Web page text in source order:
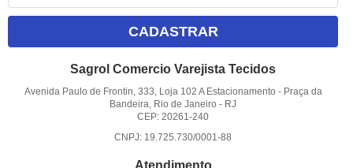
CADASTRAR
Sagrol Comercio Varejista Tecidos
Avenida Paulo de Frontin, 333, Loja 102 A Estacionamento - Praça da
Bandeira, Rio de Janeiro - RJ
CEP: 20261-240
CNPJ: 19.725.730/0001-88
Atendimento